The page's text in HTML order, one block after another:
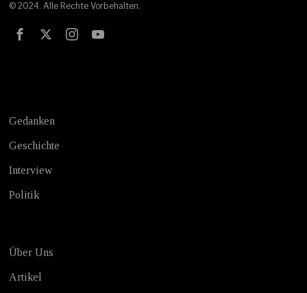
© 2024. Alle Rechte Vorbehalten.
Gedanken
Geschichte
Interview
Politik
Über Uns
Artikel